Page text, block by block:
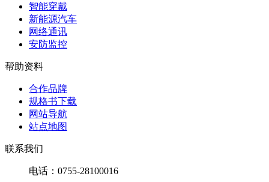
智能穿戴
新能源汽车
网络通讯
安防监控
帮助资料
合作品牌
规格书下载
网站导航
站点地图
联系我们
电话：0755-28100016